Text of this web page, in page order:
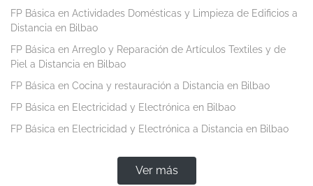
FP Básica en Actividades Domésticas y Limpieza de Edificios a
Distancia en Bilbao
FP Básica en Arreglo y Reparación de Artículos Textiles y de
Piel a Distancia en Bilbao
FP Básica en Cocina y restauración a Distancia en Bilbao
FP Básica en Electricidad y Electrónica en Bilbao
FP Básica en Electricidad y Electrónica a Distancia en Bilbao
Ver más